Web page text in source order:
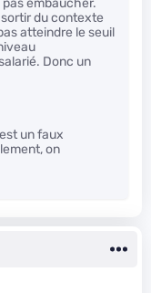
du contexte
atteindre le seuil
Donc un
un faux
on